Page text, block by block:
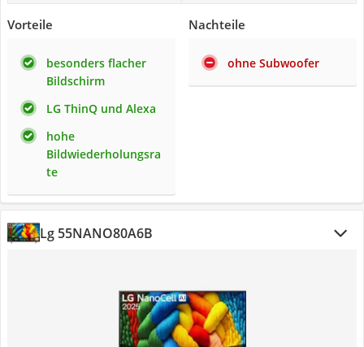
Vorteile
besonders flacher
Bildschirm
LG ThinQ und Alexa
hohe
Bildwiederholungsra
te
Nachteile
ohne Subwoofer
Lg 55NANO80A6B